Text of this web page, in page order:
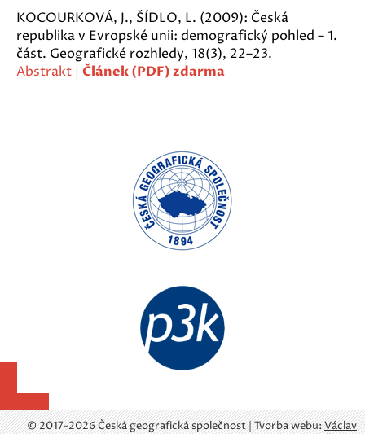
KOCOURKOVÁ, J., ŠÍDLO, L. (2009): Česká
republika v Evropské unii: demografický pohled – 1.
část. Geografické rozhledy, 18(3), 22–23.
Abstrakt | Článek (PDF) zdarma
© 2017-2026 Česká geografická společnost | Tvorba webu:Václav